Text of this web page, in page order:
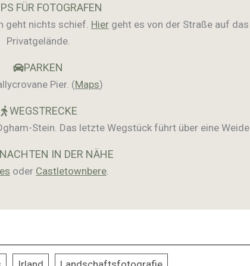
FÜR FOTOGRAFEN
geht nichts schief. Hier geht es von der Straße auf das
Privatgelände.
PARKEN
Pier. (Maps)
WEGSTRECKE
Stein. Das letzte Wegstück führt über eine Weide.
IN DER NÄHE
oder Castletownbere